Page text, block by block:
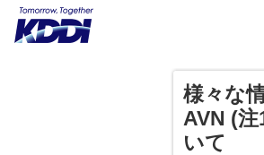
様々な
AVN (
いて